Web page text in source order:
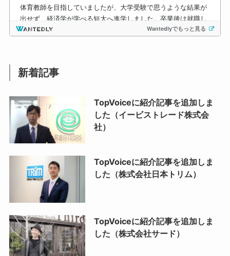
新着記事
TopVoiceに紹介記事を追加しま
した（イービストレード株式会
社）
TopVoiceに紹介記事を追加しま
した（株式会社日本トリム）
TopVoiceに紹介記事を追加しま
した（株式会社サード）